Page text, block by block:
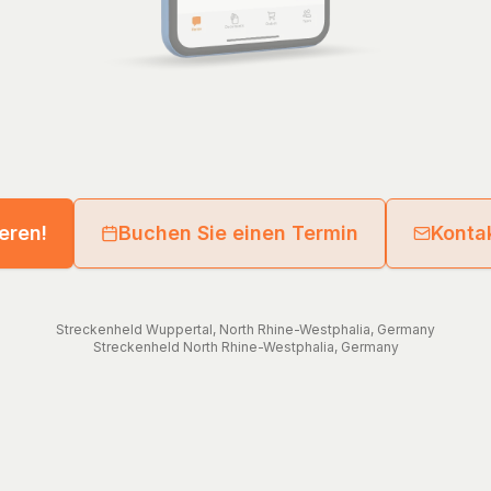
Buchen Sie einen Termin
Streckenheld Wuppertal, North Rhine-Westphalia, Germany
Streckenheld North Rhine-Westphalia, Germany